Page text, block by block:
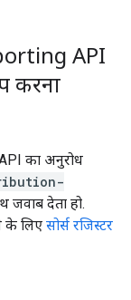
API
करना
का अनुरोध
जवाब देता हो.
के लिए सोर्स रजिस्टर